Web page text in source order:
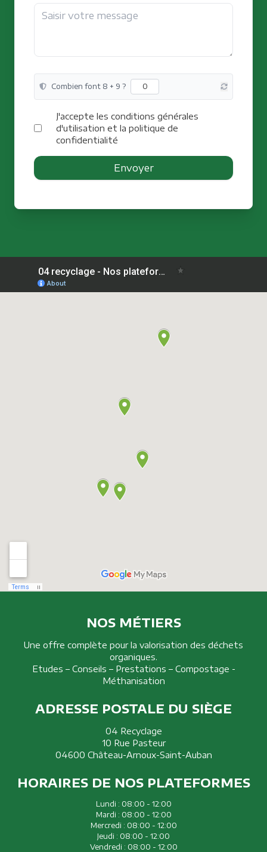
Combien font 8 + 9 ?
J'accepte les conditions générales
d'utilisation et la politique de
confidentialité
Envoyer
NOS MÉTIERS
Une offre complète pour la valorisation des déchets
organiques.
Etudes – Conseils – Prestations – Compostage -
Méthanisation
ADRESSE POSTALE DU SIÈGE
04 Recyclage
10 Rue Pasteur
04600 Château-Arnoux-Saint-Auban
HORAIRES DE NOS PLATEFORMES
Lundi : 08:00 - 12:00
Mardi : 08:00 - 12:00
Mercredi : 08:00 - 12:00
Jeudi : 08:00 - 12:00
Vendredi : 08:00 - 12:00